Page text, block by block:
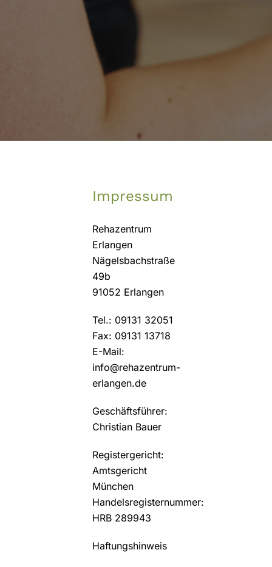
Impressum
Rehazentrum
Erlangen
Nägelsbachstraße
49b
91052 Erlangen
Tel.: 09131 32051
Fax: 09131 13718
E-Mail:
info@rehazentrum-
erlangen.de
Geschäftsführer:
Christian Bauer
Registergericht:
Amtsgericht
München
Handelsregisternummer:
HRB 289943
Haftungshinweis